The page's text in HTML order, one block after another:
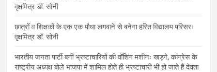
वृक्षमित्र डॉ. सोनी
छात्रों व शिक्षकों के एक एक पौधा लगवाने से बनेगा हरित विद्यालय परिसरः
वृक्षमित्र डॉ. सोनी
भारतीय जनता पार्टी बनीं भ्रष्टाचारियों की वॉशिंग मशीनः खड़गे, कांग्रेस के
राष्ट्रीय अध्यक्ष बोले भाजपा में शामिल होते ही भ्रष्टाचारी भी हो जाते हैं देवता